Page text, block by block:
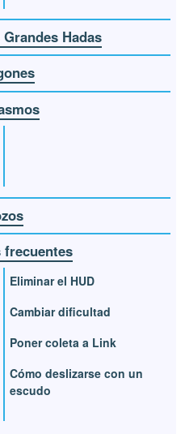
Hadas
frecuentes
Eliminar el HUD
Cambiar dificultad
Poner coleta a Link
Cómo deslizarse con un
escudo